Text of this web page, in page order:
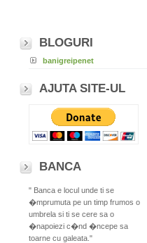
BLOGURI
banigreipenet
AJUTA SITE-UL
BANCA
" Banca e locul unde ti se
�mprumuta pe un timp frumos o
umbrela si ti se cere sa o
�napoiezi c�nd �ncepe sa
toarne cu galeata."